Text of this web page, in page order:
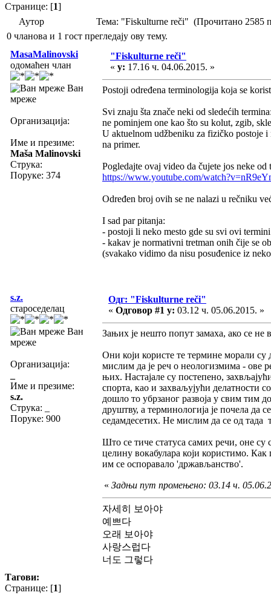
Странице: [1]
Аутор
Тема: "Fiskulturne reči" (Прочитано 2585
0 чланова и 1 гост прегледају ову тему.
MasaMalinovski
одомаћен члан
Ван
мреже
Организација:
Име и презиме:
Maša Malinovski
Струка:
Поруке: 374
"Fiskulturne reči"
« у: 17.16 ч. 04.06.2015. »
Postoji određena terminologija koja se
Svi znaju šta znače neki od sledećih
ne pominjem one kao što su kolut, zgib,
U aktuelnom udžbeniku za fizičko postoje
na primer.
Pogledajte ovaj video da čujete jos neke od
https://www.youtube.com/
Određen broj ovih se ne nalazi u rečniku
I sad par pitanja:
- postoji li neko mesto gde su svi ovi
- kakav je normativni tretman onih čije se
(svakako vidimo da nisu posuđenice iz
s.z.
староседелац
Ван
мреже
Организација:
Име и презиме:
s.z.
Струка:
Поруке: 900
Одг: "Fiskulturne reči"
« Одговор #1 у: 03.12 ч. 05.06.2015. »
Зањих је нешто попут замаха, ако се не
Они који користе те термине морали су
мислим да је реч о неологизмима - ове
њих. Настајале су постепено,
спорта, као и захваљујући делатности
дошло то убрзаног развоја у свим тим
друштву, а терминологија је почела да
седамдесетих. Не мислим да се од тада
Што се тиче статуса самих речи, оне су
целину вокабулара који користимо.
им се оспоравало 'држављанство'.
« Задњи пут промењено: 03.14 ч.
자세히 보아야
예쁘다
오래 보아야
사랑스럽다
너도 그렇다
Тагови:
Странице: [1]